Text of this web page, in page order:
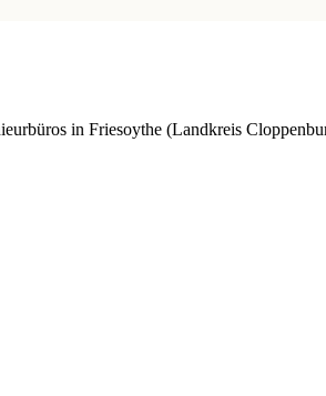
in Friesoythe (Landkreis